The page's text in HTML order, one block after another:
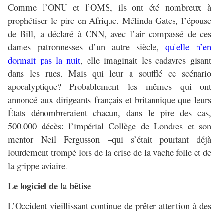
Comme l’ONU et l’OMS, ils ont été nombreux à
prophétiser le pire en Afrique. Mélinda Gates, l’épouse
de Bill, a déclaré à CNN, avec l’air compassé de ces
dames patronnesses d’un autre siècle,qu’elle n’en
dormait pas la nuit, elle imaginait les cadavres gisant
dans les rues. Mais qui leur a soufflé ce scénario
apocalyptique? Probablement les mêmes qui ont
annoncé aux dirigeants français et britannique que leurs
États dénombreraient chacun, dans le pire des cas,
500.000 décès: l’impérial Collège de Londres et son
mentor Neil Fergusson –qui s’était pourtant déjà
lourdement trompé lors de la crise de la vache folle et de
la grippe aviaire.
Le logiciel de la bêtise
L’Occident vieillissant continue de prêter attention à des